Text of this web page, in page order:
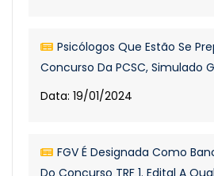
Psicólogos Que Estão Se
Concurso Da PCSC, Simulado
Data: 19/01/2024
FGV É Designada Como